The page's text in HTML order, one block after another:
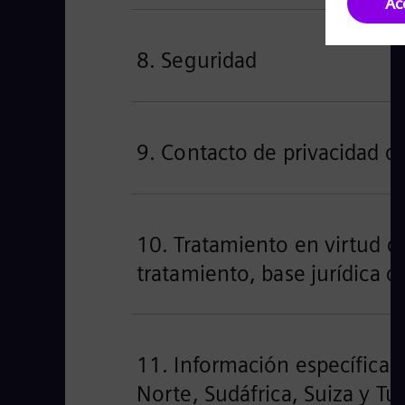
8. Seguridad
9. Contacto de privacidad de
10. Tratamiento en virtud
tratamiento, base jurídica
11. Información específica
Norte, Sudáfrica, Suiza y